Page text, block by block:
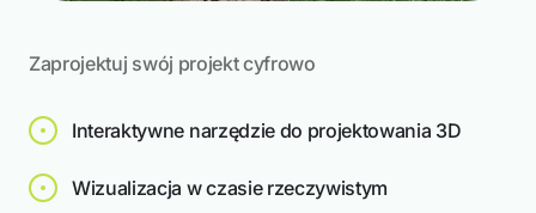
roślinne
Zaprojektuj swój projekt cyfrowo
Interaktywne narzędzie do projektowania 3D
Wizualizacja w czasie rzeczywistym